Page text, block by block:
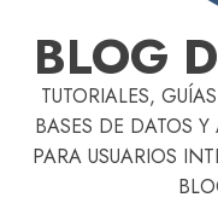
BLOG
TUTORIALES,
BASES DE DATOS
PARA USUARIOS